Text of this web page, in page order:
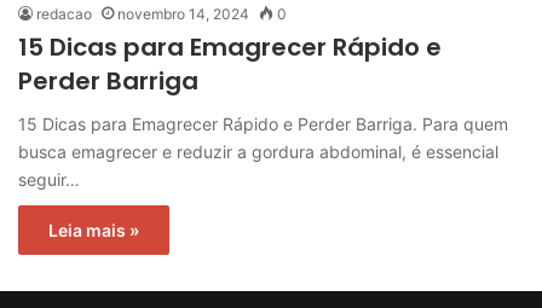
redacao novembro 14, 2024 0
15 Dicas para Emagrecer Rápido e
Perder Barriga
15 Dicas para Emagrecer Rápido e Perder Barriga. Para quem
busca emagrecer e reduzir a gordura abdominal, é essencial
seguir…
Leia mais »